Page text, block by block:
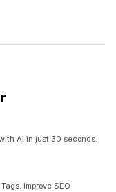
AI in just 30 seconds.
Improve SEO